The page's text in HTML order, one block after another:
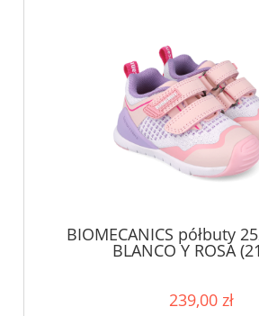
BIOMECANICS półbuty
BLANCO Y ROSA
239,00 zł